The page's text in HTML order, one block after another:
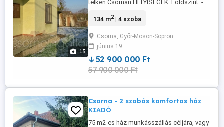
15
telken Csornán HELYISÉGEK: Földszint: -
kazánház - házon belüli garázs - két
bejáratú szoba - fürdőszoba, külön
helyiségben a toalett - közlekedő Erkély
(18,6 m2) MŰSZAKI JELLEMZŐK: - ...
134 m2| 4 szoba
Csorna, Győr-Moson-Sopron
június 19
52 900 000 Ft
57 900 000 Ft
Csorna - 2 szobás komfortos ház
KIADÓ
75 m2-es ház munkásszállás céljára, vagy